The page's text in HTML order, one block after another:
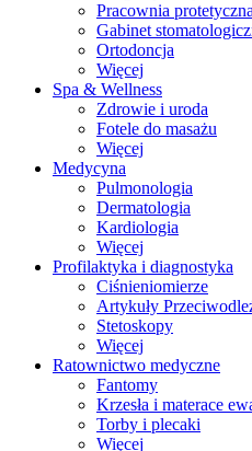
Pracownia protetyczna
Gabinet
Ortodoncja
Więcej
Spa & Wellness
Zdrowie i uroda
Fotele do masażu
Więcej
Medycyna
Pulmonologia
Dermatologia
Kardiologia
Więcej
Profilaktyka i diagnostyka
Ciśnieniomierze
Artykuły
Stetoskopy
Więcej
Ratownictwo medyczne
Fantomy
Krzesła i materace
Torby i plecaki
Więcej